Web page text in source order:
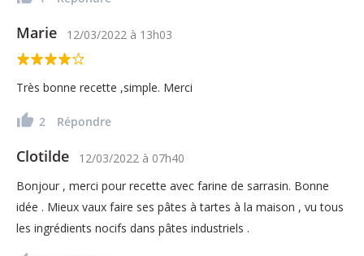
Marie 12/03/2022 à 13h03
Très bonne recette ,simple. Merci
2 Répondre
Clotilde 12/03/2022 à 07h40
Bonjour , merci pour recette avec farine de sarrasin. Bonne
idée . Mieux vaux faire ses pâtes à tartes à la maison , vu tous
les ingrédients nocifs dans pâtes industriels .